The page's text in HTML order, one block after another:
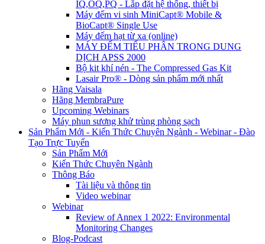
IQ,OQ,PQ - Lắp đặt hệ thống, thiết bị
Máy đếm vi sinh MiniCapt® Mobile &
BioCapt® Single Use
Máy đếm hạt từ xa (online)
MÁY ĐẾM TIỂU PHÂN TRONG DUNG
DỊCH APSS 2000
Bộ kit khí nén - The Compressed Gas Kit
Lasair Pro® - Dòng sản phẩm mới nhất
Hãng Vaisala
Hãng MembraPure
Upcoming Webinars
Máy phun sương khử trùng phòng sạch
Sản Phẩm Mới - Kiến Thức Chuyên Ngành - Webinar - Đào
Tạo Trực Tuyến
Sản Phẩm Mới
Kiến Thức Chuyên Ngành
Thông Báo
Tài liệu và thông tin
Video webinar
Webinar
Review of Annex 1 2022: Environmental
Monitoring Changes
Blog-Podcast